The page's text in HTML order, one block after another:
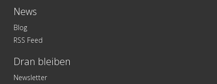
News
Blog
RSS Feed
Dran bleiben
Newsletter